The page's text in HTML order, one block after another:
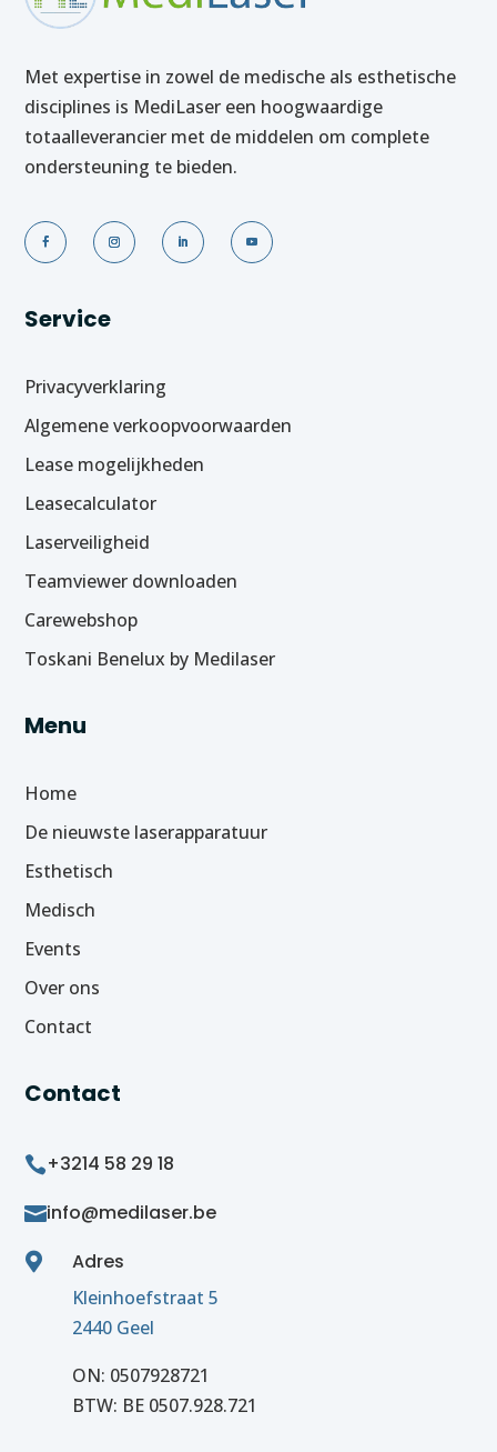
Met expertise in zowel de medische als esthetische
disciplines is MediLaser een hoogwaardige
totaalleverancier met de middelen om complete
ondersteuning te bieden.
Service
Privacyverklaring
Algemene verkoopvoorwaarden
Lease mogelijkheden
Leasecalculator
Laserveiligheid
Teamviewer downloaden
Carewebshop
Toskani Benelux by Medilaser
Menu
Home
De nieuwste laserapparatuur
Esthetisch
Medisch
Events
Over ons
Contact
Contact
+3214 58 29 18
info@medilaser.be
 Adres
Kleinhoefstraat 5
2440 Geel
ON: 0507928721
BTW: BE 0507.928.721